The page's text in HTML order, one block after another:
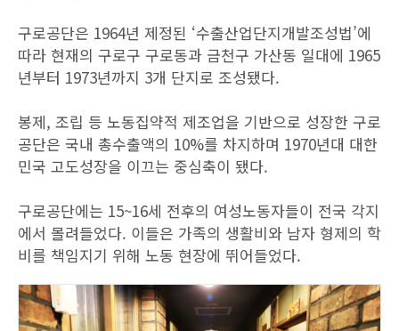
구로공단은 1964년 제정된 ‘수출산업단지개발조성법’에
따라 현재의 구로구 구로동과 금천구 가산동 일대에 1965
년부터 1973년까지 3개 단지로 조성됐다.
봉제, 조립 등 노동집약적 제조업을 기반으로 성장한 구로
공단은 국내 총수출액의 10%를 차지하며 1970년대 대한
민국 고도성장을 이끄는 중심축이 됐다.
구로공단에는 15~16세 전후의 여성노동자들이 전국 각지
에서 몰려들었다. 이들은 가족의 생활비와 남자 형제의 학
비를 책임지기 위해 노동 현장에 뛰어들었다.